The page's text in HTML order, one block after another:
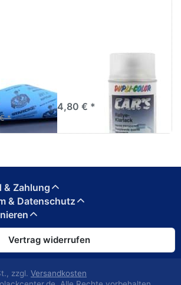
*
4,80 € *
& Zahlung
& Datenschutz
Vertrag widerrufen
zzgl. Versandkosten